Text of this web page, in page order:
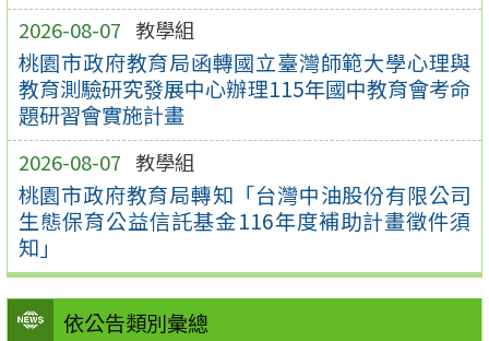
2026-08-07 教學組
桃園市政府教育局函轉國立臺灣師範大學心理與
教育測驗研究發展中心辦理115年國中教育會考命
題研習會實施計畫
2026-08-07 教學組
桃園市政府教育局轉知「台灣中油股份有限公司
生態保育公益信託基金116年度補助計畫徵件須
知」
依公告類別彙總